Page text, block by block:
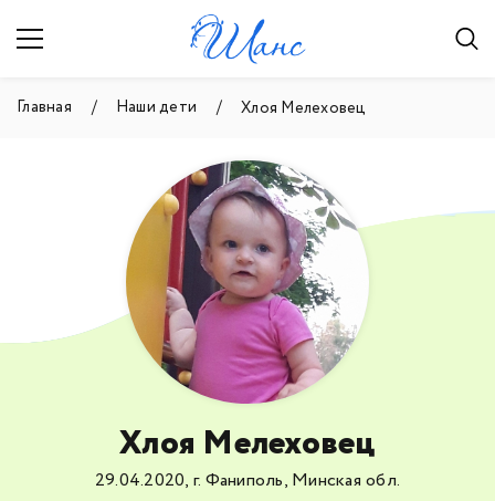
Главная Наши дети Хлоя Мелеховец
Хлоя Мелеховец
29.04.2020, г. Фаниполь, Минская обл.